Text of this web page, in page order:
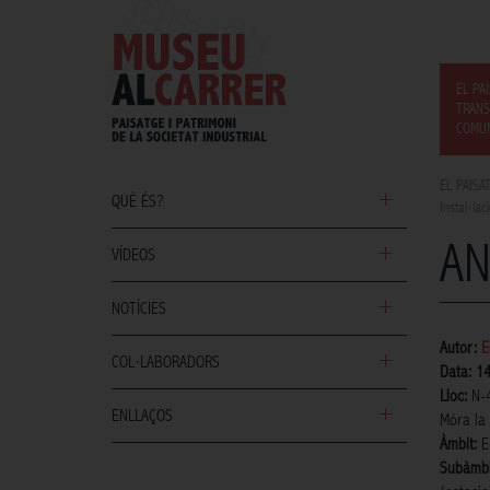
QUÈ ÉS?
VÍDEOS
NOTÍCIES
COL·LABORADORS
ENLLAÇOS
EL
Autor:
Data:
Lloc:
Móra
Àmbit: